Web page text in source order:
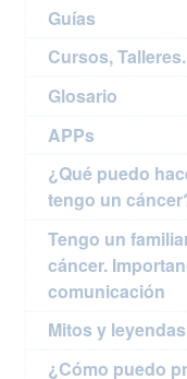
Guías
Cursos,
Glosario
APPs
¿Qué puedo
tengo un
Tengo un
cáncer.
comunicación
Mitos y leyendas
¿Cómo puedo